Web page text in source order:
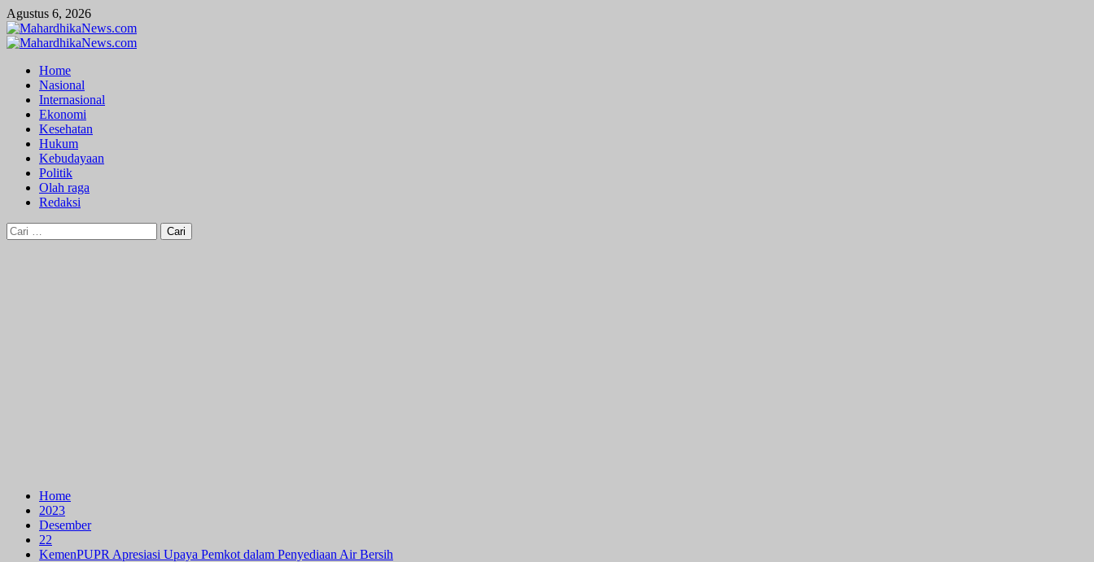
Skip
to
content
Agustus 6, 2026
Primary
Home
Nasional
Internasional
Ekonomi
Kesehatan
Hukum
Kebudayaan
Politik
Olah raga
Redaksi
Cari
untuk:
Home
2023
Desember
22
KemenPUPR Apresiasi Upaya Pemkot dalam Penyediaan Air Bersih